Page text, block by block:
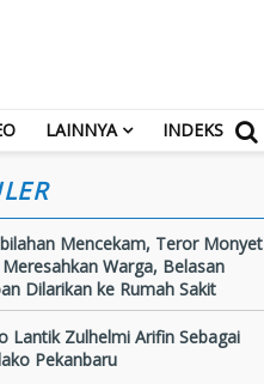
LAINNYA INDEKS
Mencekam, Teror Monyet
Warga, Belasan
Dilarikan ke Rumah Sakit
Lantik Zulhelmi Arifin Sebagai
Pekanbaru